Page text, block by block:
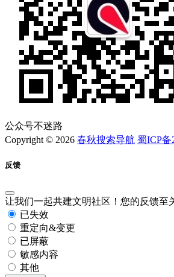
公众号不迷路
Copyright © 2026 春秋搜索导航 蜀ICP备
反馈
让我们一起共建文明社区！您的反馈至
已失效
重定向&变更
已屏蔽
敏感内容
其他